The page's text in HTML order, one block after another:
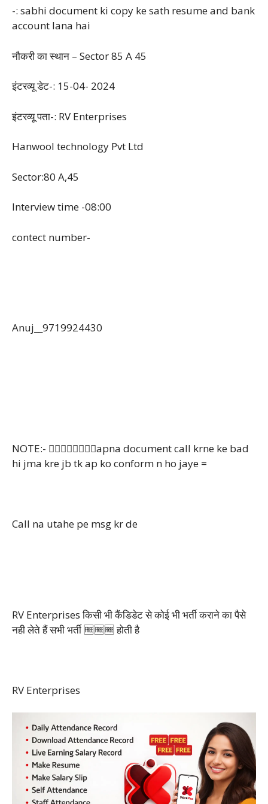
-: sabhi document ki copy ke sath resume and bank
account lana hai
नौकरी का स्थान – Sector 85 A 45
इंटरव्यू डेट-: 15-04- 2024
इंटरव्यू पता-: RV Enterprises
Hanwool technology Pvt Ltd
Sector:80 A,45
Interview time -08:00
contect number-
Anuj__9719924430
NOTE:- 👉🏻👉🏻👉🏻👉🏻apna document call krne ke bad
hi jma kre jb tk ap ko conform n ho jaye =
Call na utahe pe msg kr de
RV Enterprises किसी भी कैंडिडेट से कोई भी भर्ती कराने का पैसे
नही लेते हैं सभी भर्ती 🆓🆓🆓 होती है
RV Enterprises